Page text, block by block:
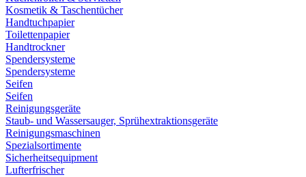
Kosmetik & Taschentücher
Handtuchpapier
Toilettenpapier
Handtrockner
Spendersysteme
Spendersysteme
Seifen
Seifen
Reinigungsgeräte
Staub- und Wassersauger, Sprühextraktionsgeräte
Reinigungsmaschinen
Spezialsortimente
Sicherheitsequipment
Lufterfrischer